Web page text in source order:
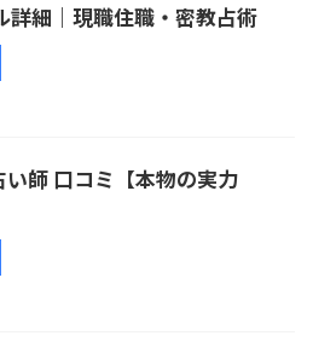
詳細｜現職住職・密教占術
い師 口コミ【本物の実力